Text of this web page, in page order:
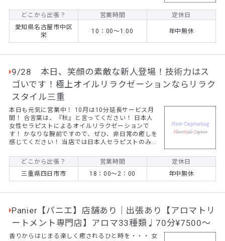
ルマッサージをおこないます。 ☆コロナ禍でマッサ
ージ店に行くのは気になる、、、 ☆自宅やホテルな
どでゆっくりと癒されたい！ ☆子供が学校に行って
いる間にゆっくりしたい！ そんな方はぜひご依頼く
ださい！ 最近では女性のリピーター様が続出です！
どこから出張？ 営業時間
定休日
愛知県名古屋市中区
栄
10：00～1:00 年中無休
9/28 本日、笑顔の素敵な新人登場！技術力はス
ゴいです！極上オイルリラクゼーションならリラク
スタイル三重
本日も元気に営業中！ 10月は10分延長サービス月
間！ 合言葉は、『秋』と言ってください！ 日本人
女性セラピストによるオイルリラクゼーションで
す！ かなりな腕前ですので、ぜひ、非日常の癒しを
感じてください！ 当店では日本人セラピストのみ在
20,000円 180分24,000円 エリアによって交通費が
かかります。 出張型もみほぐしで癒されてくださ
い。 当店はもみほぐし以外でもスポーツトレーナー
経験者によるストレッチやセルフケアもお伝えして
どこから出張？ 営業時間
定休日
三重県四日市市
18：00～2：00 年中無休
Panier【パニエ】店舗あり｜出張あり【アロマトリ
ートメント専門店】アロマ33種類♩70分¥7500〜
香りからはじまる楽しく癒されるひと時を・・・ 女